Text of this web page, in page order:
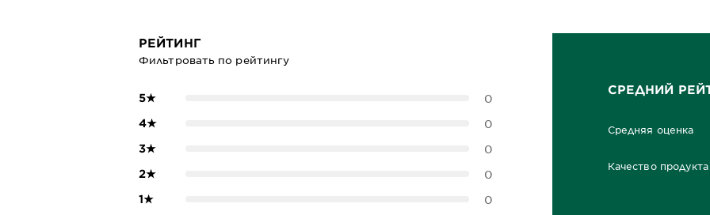
РЕЙТИНГ
Фильтровать по рейтингу
5★ 0
4★ 0
3★ 0
2★ 0
1★ 0
СРЕДНИЙ
Средняя оценка
0,0 out of 5 stars
Качество продукта
0,0 out of 5 stars